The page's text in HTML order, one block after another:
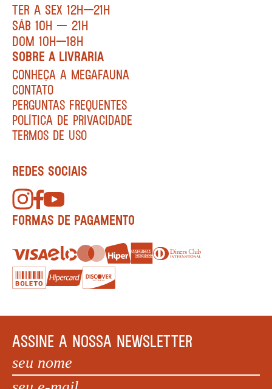
TER A SEX 12H—21H
SÁB 10H — 21H
DOM 10H—18H
SOBRE A LIVRARIA
CONHEÇA A MEGAFAUNA
CONTATO
PERGUNTAS FREQUENTES
POLÍTICA DE PRIVACIDADE
TERMOS DE USO
REDES SOCIAIS
FORMAS DE PAGAMENTO
ASSINE A NOSSA NEWSLETTER